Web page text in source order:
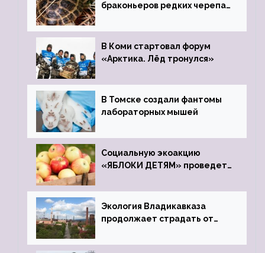
браконьеров редких черепах
зоопарк
В Коми стартовал форум
«Арктика. Лёд тронулся»
В Томске создали фантомы
лабораторных мышей
Социальную экоакцию
«ЯБЛОКИ ДЕТЯМ» проведет
Экология Владикавказа
продолжает страдать от